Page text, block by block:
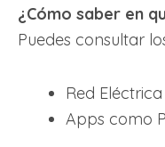
¿Cómo saber en
Puedes consultar
Red
Apps como